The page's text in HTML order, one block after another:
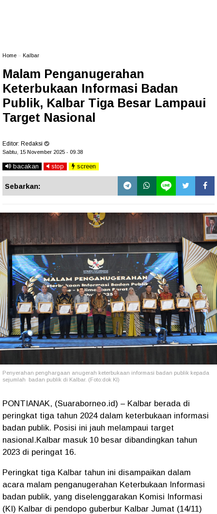
Home Kalbar
Malam Penganugerahan
Keterbukaan Informasi Badan
Publik, Kalbar Tiga Besar Lampaui
Target Nasional
Editor: Redaksi
Sabtu, 15 November 2025 - 09.38
bacakan stop screen
Sebarkan:
Penyerahan penghargaan anugerah keterbukaan informasi badan publik kepada
sejumlah badan publik di Kalbar. (Foto:dok KI)
​PONTIANAK, (Suaraborneo.id) – Kalbar berada di
peringkat tiga tahun 2024 dalam keterbukaan informasi
badan publik. Posisi ini jauh melampaui target
nasional.Kalbar masuk 10 besar dibandingkan tahun
2023 di peringat 16.
Peringkat tiga Kalbar tahun ini disampaikan dalam
acara malam penganugerahan Keterbukaan Informasi
badan publik, yang diselenggarakan Komisi Informasi
(KI) Kalbar di pendopo guberbur Kalbar Jumat (14/11)